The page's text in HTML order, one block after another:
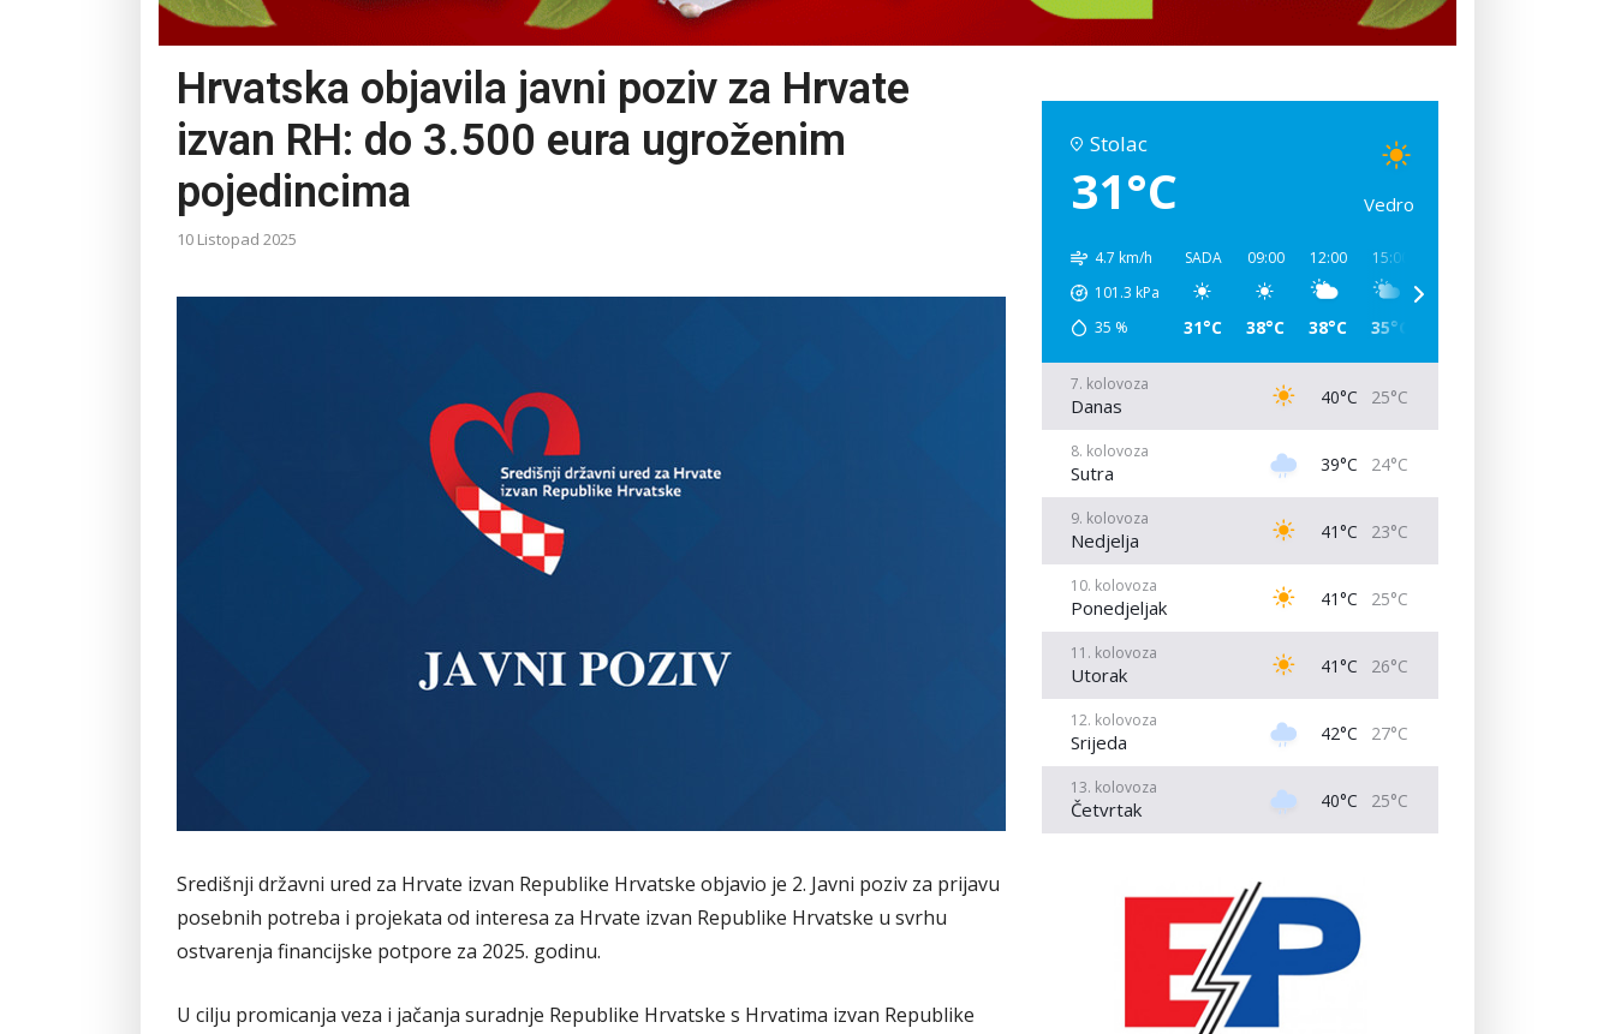
Hrvatska objavila javni poziv za Hrvate
izvan RH: do 3.500 eura ugroženim
pojedincima
10 Listopad 2025
Središnji državni ured za Hrvate izvan Republike Hrvatske objavio je 2. Javni poziv za prijavu
posebnih potreba i projekata od interesa za Hrvate izvan Republike Hrvatske u svrhu
ostvarenja financijske potpore za 2025. godinu.
U cilju promicanja veza i jačanja suradnje Republike Hrvatske s Hrvatima izvan Republike
Stolac
31°C Vedro
4.7 km/h
101.3 kPa
35 %
SADA
31°C
09:00
38°C
12:00
38°C
15:00
35°C
7. kolovoza
Danas 40°C 25°C
8. kolovoza
Sutra 39°C 24°C
9. kolovoza
Nedjelja 41°C 23°C
10. kolovoza
Ponedjeljak 41°C 25°C
11. kolovoza
Utorak 41°C 26°C
12. kolovoza
Srijeda 42°C 27°C
13. kolovoza
Četvrtak 40°C 25°C